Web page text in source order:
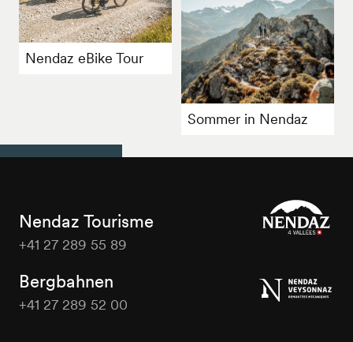
Nendaz eBike Tour
Sommer in Nendaz
Nendaz Tourisme
+41 27 289 55 89
Bergbahnen
+41 27 289 52 00